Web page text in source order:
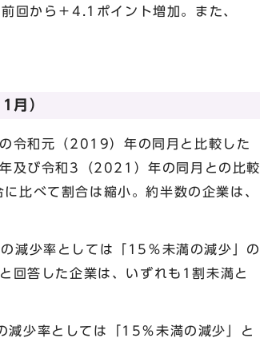
回から＋4.1ポイント増加。また、
月）
令和元（2019）年の同月と比較した
及び令和3（2021）年の同月との比較
比べて割合は縮小。約半数の企業は、
減少率としては「15％未満の減少」の
回答した企業は、いずれも1割未満と
減少率としては「15％未満の減少」と